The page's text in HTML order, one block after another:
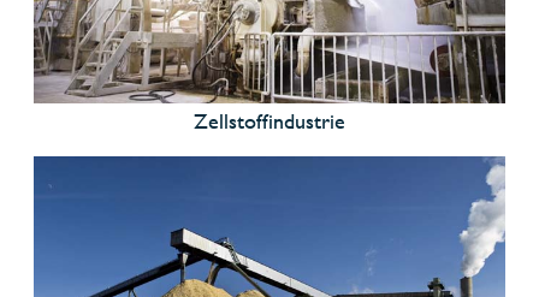
Zellstoffindustrie